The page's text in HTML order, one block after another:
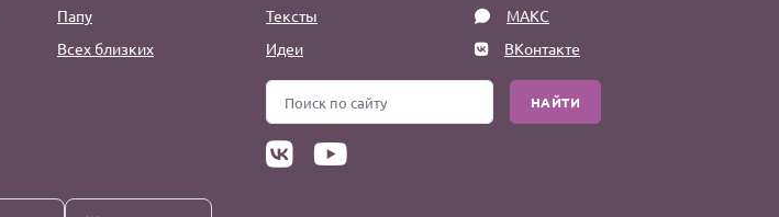
Папу
Всех близких
Тексты
Идеи
МАКС
ВКонтакте
НАЙТИ